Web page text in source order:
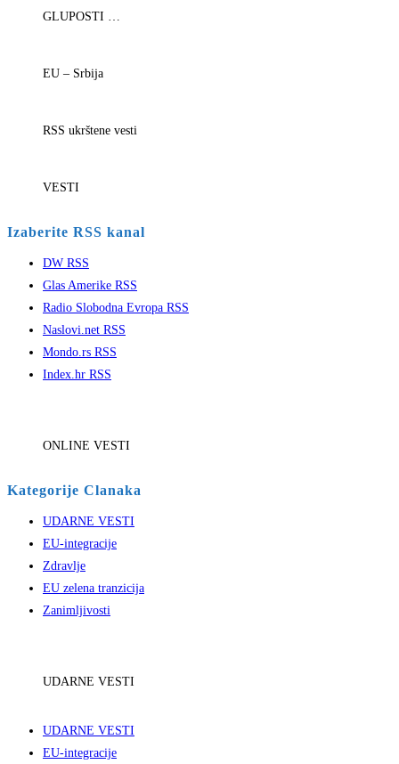
GLUPOSTI …
EU – Srbija
RSS ukrštene vesti
VESTI
Izaberite RSS kanal
DW RSS
Glas Amerike RSS
Radio Slobodna Evropa RSS
Naslovi.net RSS
Mondo.rs RSS
Index.hr RSS
ONLINE VESTI
Kategorije Clanaka
UDARNE VESTI
EU-integracije
Zdravlje
EU zelena tranzicija
Zanimljivosti
UDARNE VESTI
UDARNE VESTI
EU-integracije